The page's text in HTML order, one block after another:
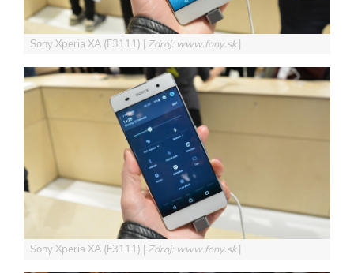
Sony Xperia XA (F3111) Zdroj: www.fony.sk
Sony Xperia XA (F3111) Zdroj: www.fony.sk